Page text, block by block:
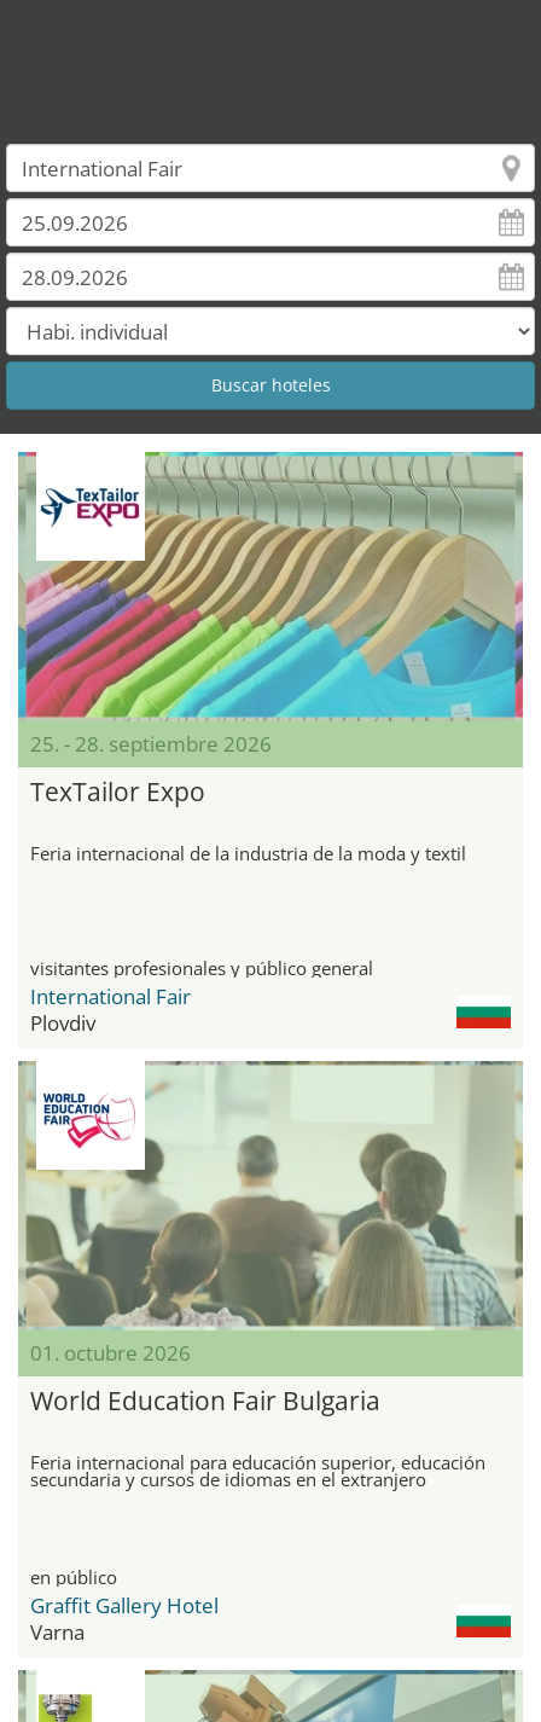
25. - 28. septiembre 2026
TexTailor Expo
Feria internacional de la industria de la moda y textil
visitantes profesionales y público general
International Fair
Plovdiv
01. octubre 2026
World Education Fair Bulgaria
Feria internacional para educación superior, educación
secundaria y cursos de idiomas en el extranjero
en público
Graffit Gallery Hotel
Varna